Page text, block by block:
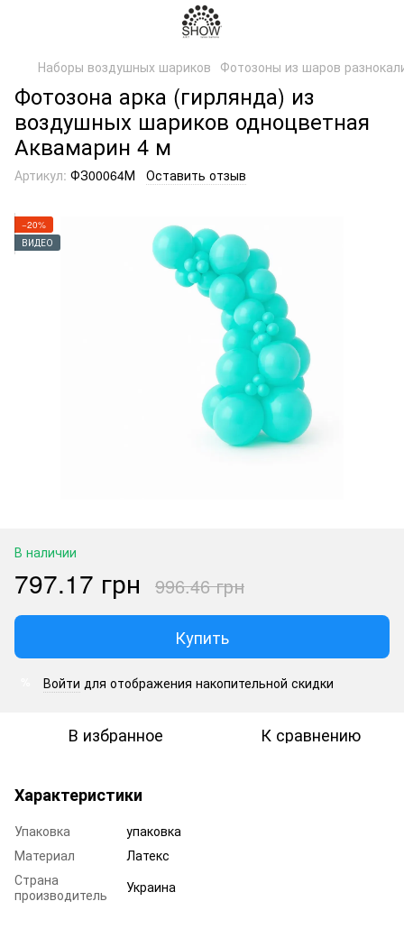
Наборы воздушных шариков Фотозоны из шаров
Фотозона арка (гирлянда) из
воздушных шариков одноцветная
Аквамарин 4 м
Артикул: ФЗ00064М Оставить отзыв
−20%
ВИДЕО
В наличии
797.17 грн 996.46 грн
Купить
Войти для отображения накопительной скидки
В избранное К сравнению
Характеристики
Упаковка
упаковка
Материал
Латекс
Страна
производитель
Украина